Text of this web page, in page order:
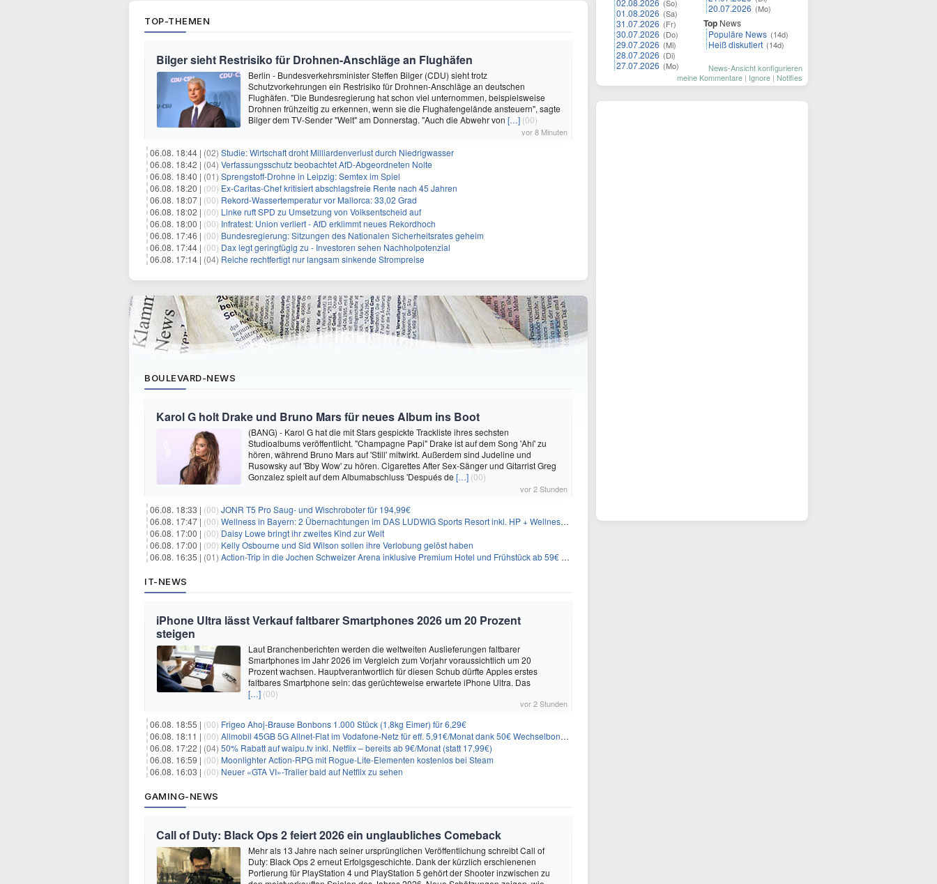
TOP-THEMEN
Bilger sieht Restrisiko für Drohnen-Anschläge an Flughäfen
Berlin - Bundesverkehrsminister Steffen Bilger (CDU) sieht trotz
Schutzvorkehrungen ein Restrisiko für Drohnen-Anschläge an deutschen
Flughäfen. "Die Bundesregierung hat schon viel unternommen, beispielsweise
Drohnen frühzeitig zu erkennen, wenn sie die Flughafengelände ansteuern", sagte
Bilger dem TV-Sender "Welt" am Donnerstag. "Auch die Abwehr von […] (00)
vor 8 Minuten
06.08. 18:44 | (02) Studie: Wirtschaft droht Milliardenverlust durch Niedrigwasser
06.08. 18:42 | (04) Verfassungsschutz beobachtet AfD-Abgeordneten Nolte
06.08. 18:40 | (01) Sprengstoff-Drohne in Leipzig: Semtex im Spiel
06.08. 18:20 | (00) Ex-Caritas-Chef kritisiert abschlagsfreie Rente nach 45 Jahren
06.08. 18:07 | (00) Rekord-Wassertemperatur vor Mallorca: 33,02 Grad
06.08. 18:02 | (00) Linke ruft SPD zu Umsetzung von Volksentscheid auf
06.08. 18:00 | (00) Infratest: Union verliert - AfD erklimmt neues Rekordhoch
06.08. 17:46 | (00) Bundesregierung: Sitzungen des Nationalen Sicherheitsrates geheim
06.08. 17:44 | (00) Dax legt geringfügig zu - Investoren sehen Nachholpotenzial
06.08. 17:14 | (04) Reiche rechtfertigt nur langsam sinkende Strompreise
BOULEVARD-NEWS
Karol G holt Drake und Bruno Mars für neues Album ins Boot
(BANG) - Karol G hat die mit Stars gespickte Trackliste ihres sechsten
Studioalbums veröffentlicht. "Champagne Papi" Drake ist auf dem Song 'Ahí' zu
hören, während Bruno Mars auf 'Still' mitwirkt. Außerdem sind Judeline und
Rusowsky auf 'Bby Wow' zu hören. Cigarettes After Sex-Sänger und Gitarrist Greg
Gonzalez spielt auf dem Albumabschluss 'Después de […] (00)
vor 2 Stunden
06.08. 18:33 | (00) JONR T5 Pro Saug- und Wischroboter für 194,99€
06.08. 17:47 | (00) Wellness in Bayern: 2 Übernachtungen im DAS LUDWIG Sports Resort inkl. HP + Wellness ab 174€ p.P.
06.08. 17:00 | (00) Daisy Lowe bringt ihr zweites Kind zur Welt
06.08. 17:00 | (00) Kelly Osbourne und Sid Wilson sollen ihre Verlobung gelöst haben
06.08. 16:35 | (01) Action-Trip in die Jochen Schweizer Arena inklusive Premium Hotel und Frühstück ab 59€ p.P.
IT-NEWS
iPhone Ultra lässt Verkauf faltbarer Smartphones 2026 um 20 Prozent
steigen
Laut Branchenberichten werden die weltweiten Auslieferungen faltbarer
Smartphones im Jahr 2026 im Vergleich zum Vorjahr voraussichtlich um 20
Prozent wachsen. Hauptverantwortlich für diesen Schub dürfte Apples erstes
faltbares Smartphone sein: das gerüchteweise erwartete iPhone Ultra. Das
[…] (00)
vor 2 Stunden
06.08. 18:55 | (00) Frigeo Ahoj-Brause Bonbons 1.000 Stück (1,8kg Eimer) für 6,29€
06.08. 18:11 | (00) Allmobil 45GB 5G Allnet-Flat im Vodafone-Netz für eff. 5,91€/Monat dank 50€ Wechselbonus + 0€ AG
06.08. 17:22 | (04) 50% Rabatt auf waipu.tv inkl. Netflix – bereits ab 9€/Monat (statt 17,99€)
06.08. 16:59 | (00) Moonlighter Action-RPG mit Rogue-Lite-Elementen kostenlos bei Steam
06.08. 16:03 | (00) Neuer «GTA VI»-Trailer bald auf Netflix zu sehen
GAMING-NEWS
Call of Duty: Black Ops 2 feiert 2026 ein unglaubliches Comeback
Mehr als 13 Jahre nach seiner ursprünglichen Veröffentlichung schreibt Call of
Duty: Black Ops 2 erneut Erfolgsgeschichte. Dank der kürzlich erschienenen
Portierung für PlayStation 4 und PlayStation 5 gehört der Shooter inzwischen zu
02.08.2026 (So)
01.08.2026 (Sa)
31.07.2026 (Fr)
30.07.2026 (Do)
29.07.2026 (Mi)
28.07.2026 (Di)
27.07.2026 (Mo)
20.07.2026 (Mo)
Top News
Populäre News (14d)
Heiß diskutiert (14d)
News-Ansicht konfigurieren
meine Kommentare | Ignore | Notifies